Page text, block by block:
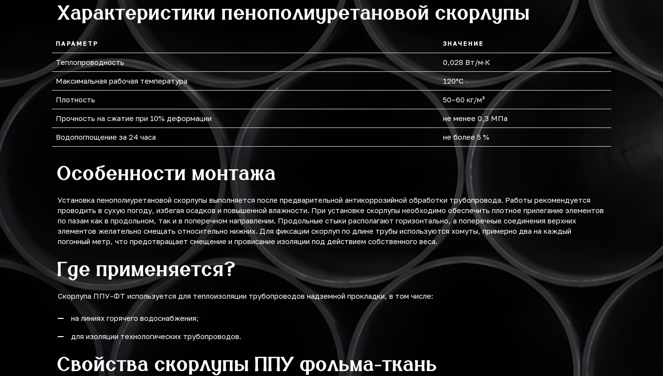
Характеристики пенополиуретановой скорлупы
ПАРАМЕТР ЗНАЧЕНИЕ
Теплопроводность 0,028 Вт/м·К
Максимальная рабочая температура 120°С
Плотность 50–60 кг/м³
Прочность на сжатие при 10% деформации не менее 0,3 МПа
Водопоглощение за 24 часа не более 5 %
Особенности монтажа
Установка пенополиуретановой скорлупы выполняется после предварительной антикоррозийной обработки трубопровода. Работы рекомендуется
проводить в сухую погоду, избегая осадков и повышенной влажности. При установке скорлупы необходимо обеспечить плотное прилегание элементов
по пазам как в продольном, так и в поперечном направлении. Продольные стыки располагают горизонтально, а поперечные соединения верхних
элементов желательно смещать относительно нижних. Для фиксации скорлуп по длине трубы используются хомуты, примерно два на каждый
погонный метр, что предотвращает смещение и провисание изоляции под действием собственного веса.
Где применяется?
Скорлупа ППУ-ФТ используется для теплоизоляции трубопроводов надземной прокладки, в том числе:
на линиях горячего водоснабжения;
для изоляции технологических трубопроводов.
Свойства скорлупы ППУ фольма-ткань